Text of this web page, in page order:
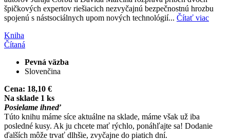
špičkových expertov riešiacich nezvyčajnú bezpečnostnú hrozbu
spojenú s nástsociálnych upom nových technológií... Čítať viac
Kniha
Čítaná
Pevná väzba
Slovenčina
Cena: 18,10 €
Na sklade 1 ks
Posielame ihneď
Túto knihu máme síce aktuálne na sklade, máme však už iba
posledné kusy. Ak ju chcete mať rýchlo, ponáhľajte sa! Dodanie
ďalších môže trvať dlhšie, zvyčajne do piatich dní.